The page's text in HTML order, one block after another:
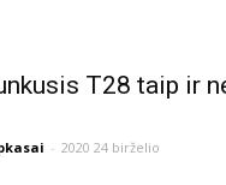
T28 taip ir
- 2020 24 birželio